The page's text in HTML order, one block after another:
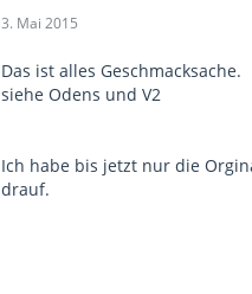
3. Mai 2015
Das ist alles Geschmacksache.
siehe Odens und V2
Ich habe bis jetzt nur die
drauf.